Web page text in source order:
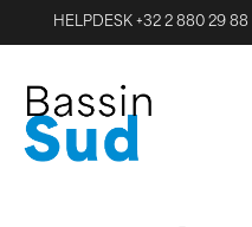
HELPDESK +32 2 880 29 88